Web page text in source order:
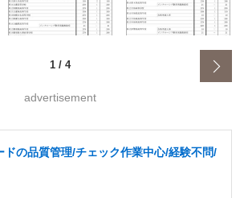
1 / 4
advertisement
ドの品質管理/チェック作業中心/経験不問/